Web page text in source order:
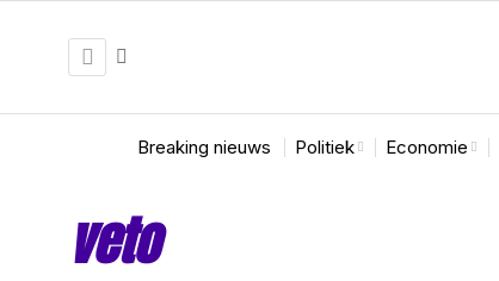
Breaking nieuws Politiek Economie
veto